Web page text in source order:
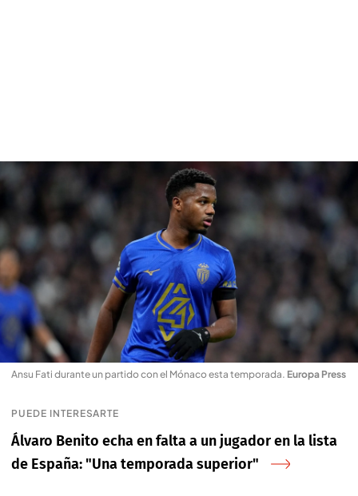
Ansu Fati durante un partido con el Mónaco esta temporada. Europa Press
PUEDE INTERESARTE
Álvaro Benito echa en falta a un jugador en la lista
de España: "Una temporada superior"